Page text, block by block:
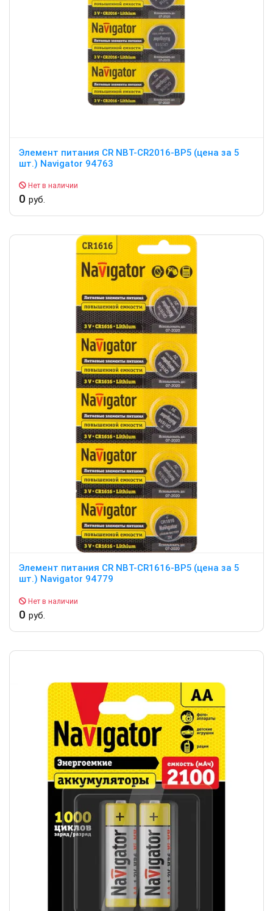
Элемент питания CR NBT-CR2016-BP5 (цена за 5
шт.) Navigator 94763
Нет в наличии
0 руб.
Элемент питания CR NBT-CR1616-BP5 (цена за 5
шт.) Navigator 94779
Нет в наличии
0 руб.